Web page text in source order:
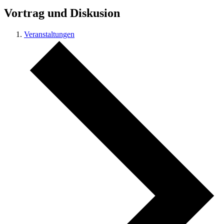
Vortrag und Diskusion
Veranstaltungen